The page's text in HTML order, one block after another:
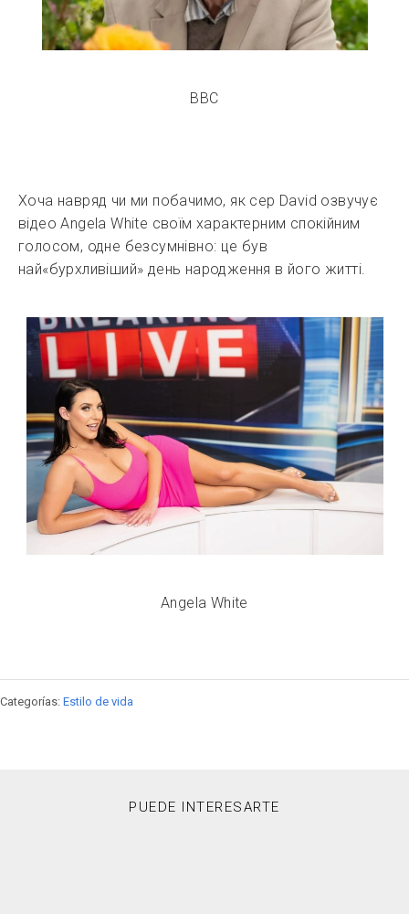
BBC
Хоча навряд чи ми побачимо, як сер David озвучує
відео Angela White своїм характерним спокійним
голосом, одне безсумнівно: це був
най«бурхливіший» день народження в його житті.
Angela White
Categorías: Estilo de vida
PUEDE INTERESARTE